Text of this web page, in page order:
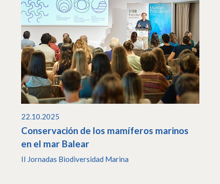
22.10.2025
Conservación de los mamíferos marinos
en el mar Balear
II Jornadas Biodiversidad Marina